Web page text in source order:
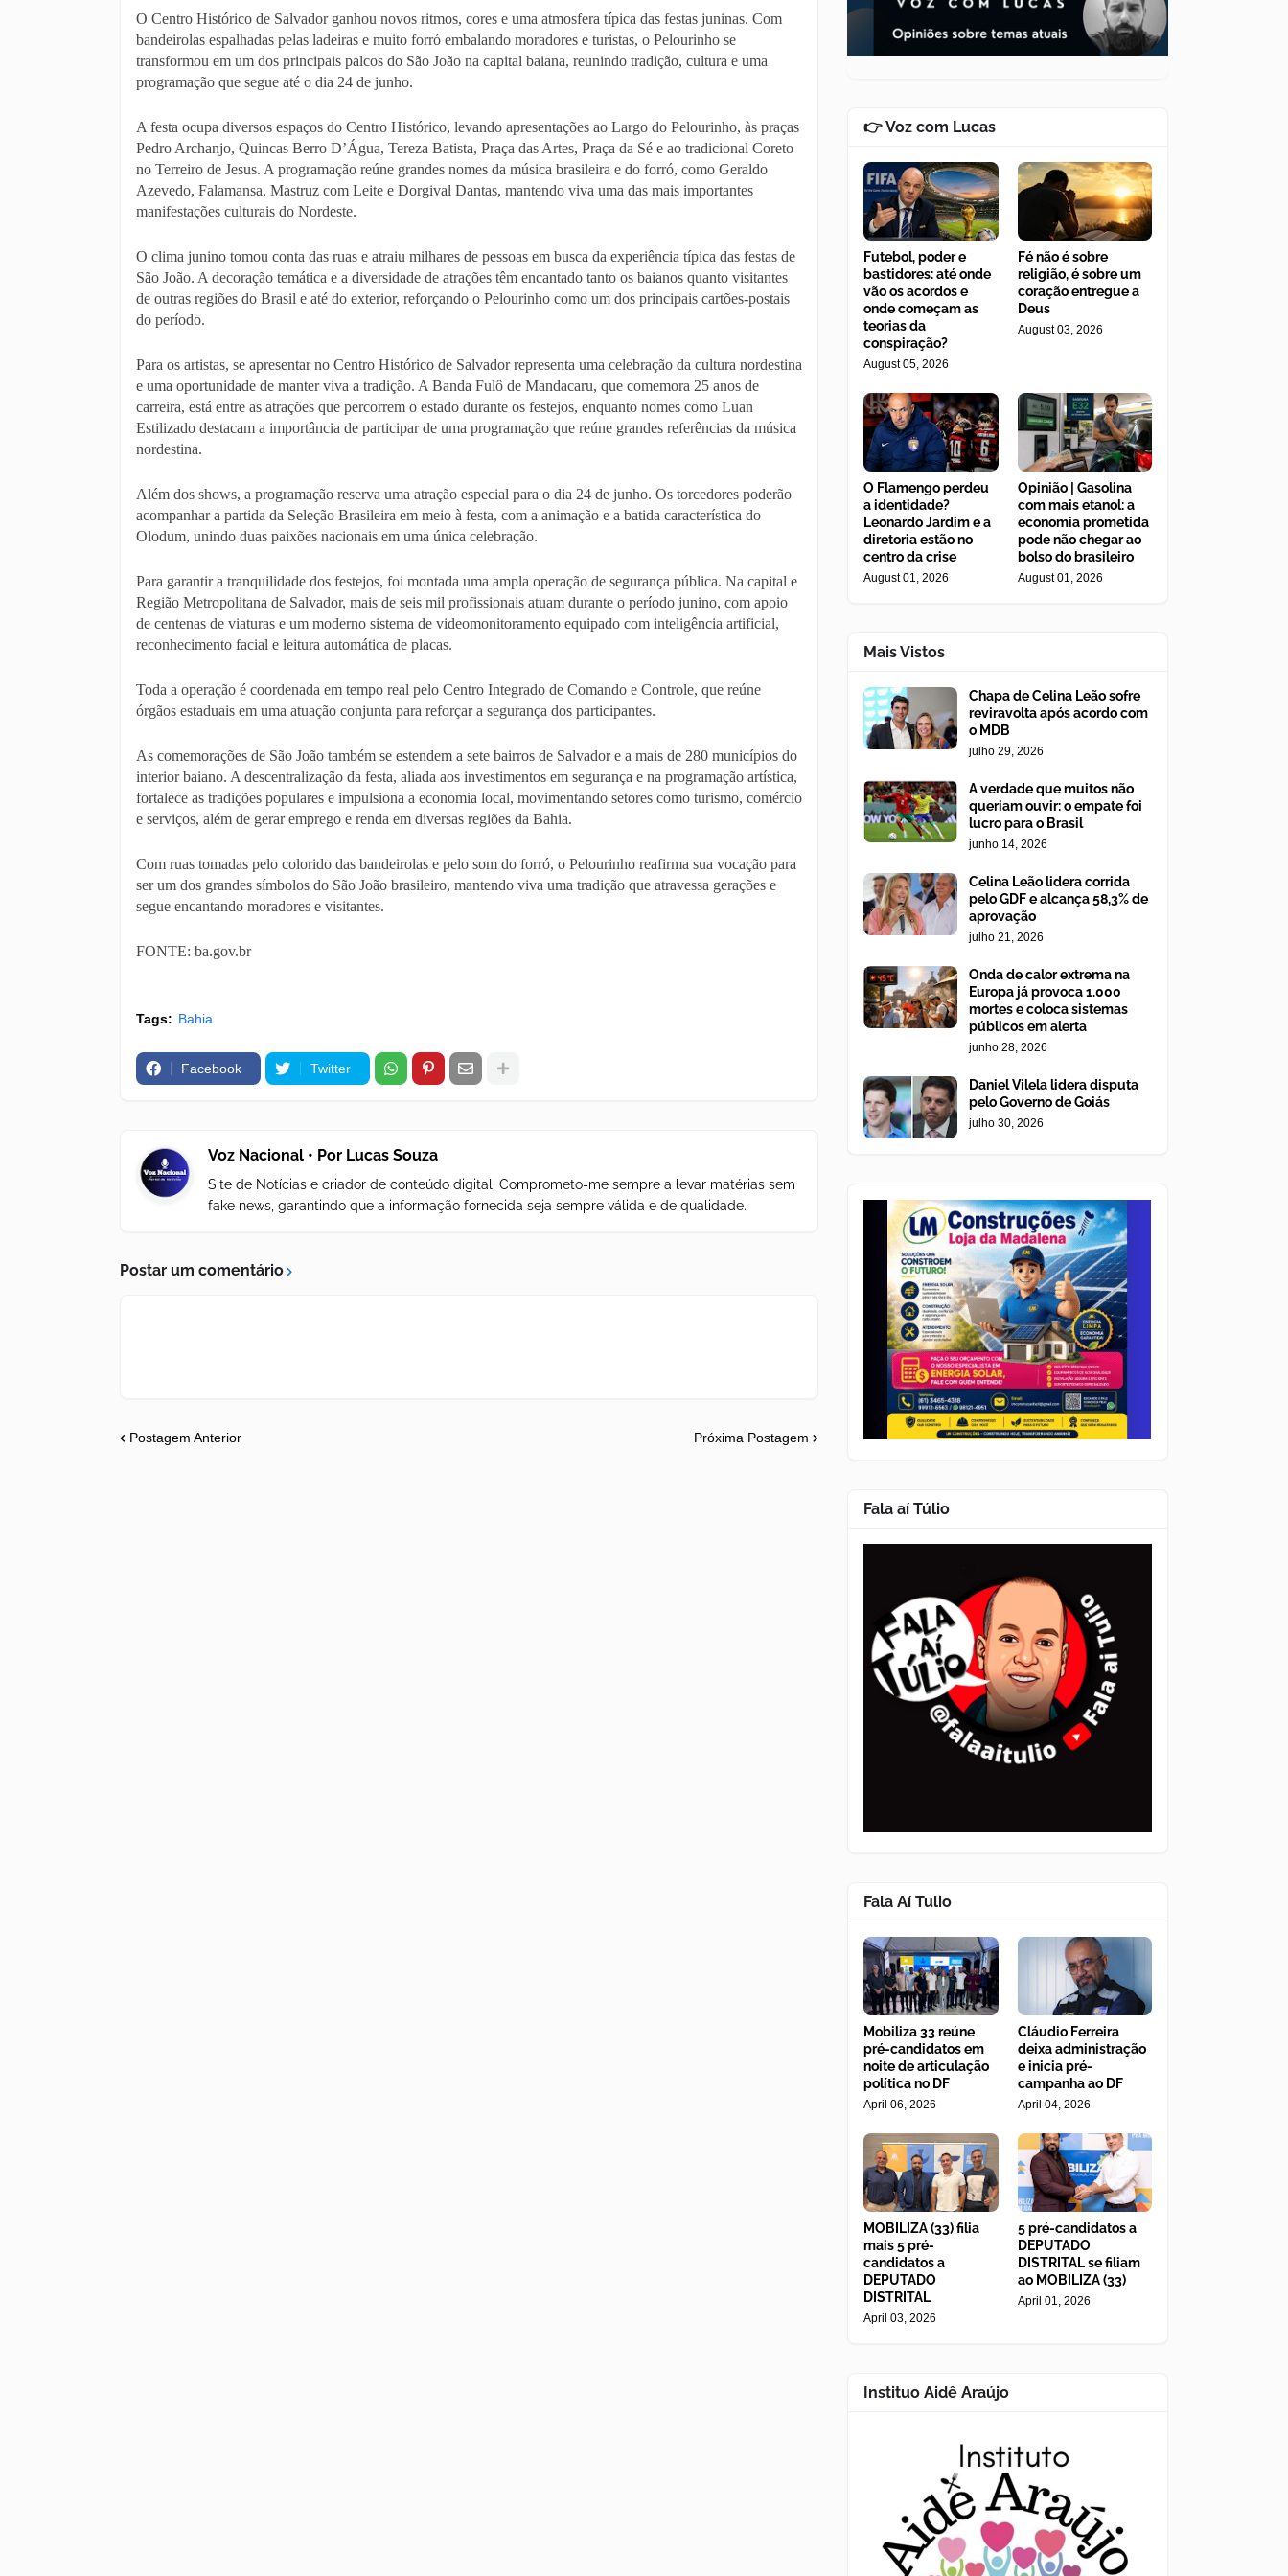
O Centro Histórico de Salvador ganhou novos ritmos, cores e uma atmosfera típica das festas juninas. Com
bandeirolas espalhadas pelas ladeiras e muito forró embalando moradores e turistas, o Pelourinho se
transformou em um dos principais palcos do São João na capital baiana, reunindo tradição, cultura e uma
programação que segue até o dia 24 de junho.
A festa ocupa diversos espaços do Centro Histórico, levando apresentações ao Largo do Pelourinho, às praças
Pedro Archanjo, Quincas Berro D’Água, Tereza Batista, Praça das Artes, Praça da Sé e ao tradicional Coreto
no Terreiro de Jesus. A programação reúne grandes nomes da música brasileira e do forró, como Geraldo
Azevedo, Falamansa, Mastruz com Leite e Dorgival Dantas, mantendo viva uma das mais importantes
manifestações culturais do Nordeste.
O clima junino tomou conta das ruas e atraiu milhares de pessoas em busca da experiência típica das festas de
São João. A decoração temática e a diversidade de atrações têm encantado tanto os baianos quanto visitantes
de outras regiões do Brasil e até do exterior, reforçando o Pelourinho como um dos principais cartões-postais
do período.
Para os artistas, se apresentar no Centro Histórico de Salvador representa uma celebração da cultura nordestina
e uma oportunidade de manter viva a tradição. A Banda Fulô de Mandacaru, que comemora 25 anos de
carreira, está entre as atrações que percorrem o estado durante os festejos, enquanto nomes como Luan
Estilizado destacam a importância de participar de uma programação que reúne grandes referências da música
nordestina.
Além dos shows, a programação reserva uma atração especial para o dia 24 de junho. Os torcedores poderão
acompanhar a partida da Seleção Brasileira em meio à festa, com a animação e a batida característica do
Olodum, unindo duas paixões nacionais em uma única celebração.
Para garantir a tranquilidade dos festejos, foi montada uma ampla operação de segurança pública. Na capital e
Região Metropolitana de Salvador, mais de seis mil profissionais atuam durante o período junino, com apoio
de centenas de viaturas e um moderno sistema de videomonitoramento equipado com inteligência artificial,
reconhecimento facial e leitura automática de placas.
Toda a operação é coordenada em tempo real pelo Centro Integrado de Comando e Controle, que reúne
órgãos estaduais em uma atuação conjunta para reforçar a segurança dos participantes.
As comemorações de São João também se estendem a sete bairros de Salvador e a mais de 280 municípios do
interior baiano. A descentralização da festa, aliada aos investimentos em segurança e na programação artística,
fortalece as tradições populares e impulsiona a economia local, movimentando setores como turismo, comércio
e serviços, além de gerar emprego e renda em diversas regiões da Bahia.
Com ruas tomadas pelo colorido das bandeirolas e pelo som do forró, o Pelourinho reafirma sua vocação para
ser um dos grandes símbolos do São João brasileiro, mantendo viva uma tradição que atravessa gerações e
segue encantando moradores e visitantes.
FONTE: ba.gov.br
Tags: Bahia
Facebook Twitter
Voz Nacional • Por Lucas Souza
Site de Notícias e criador de conteúdo digital. Comprometo-me sempre a levar matérias sem
fake news, garantindo que a informação fornecida seja sempre válida e de qualidade.
Postar um comentário
Postagem Anterior Próxima Postagem
👉 Voz com Lucas
Futebol, poder e
bastidores: até onde
vão os acordos e
onde começam as
teorias da
conspiração?
August 05, 2026
Fé não é sobre
religião, é sobre um
coração entregue a
Deus
August 03, 2026
O Flamengo perdeu
a identidade?
Leonardo Jardim e a
diretoria estão no
centro da crise
August 01, 2026
Opinião | Gasolina
com mais etanol: a
economia prometida
pode não chegar ao
bolso do brasileiro
August 01, 2026
Mais Vistos
Chapa de Celina Leão sofre
reviravolta após acordo com
o MDB
julho 29, 2026
A verdade que muitos não
queriam ouvir: o empate foi
lucro para o Brasil
junho 14, 2026
Celina Leão lidera corrida
pelo GDF e alcança 58,3% de
aprovação
julho 21, 2026
Onda de calor extrema na
Europa já provoca 1.000
mortes e coloca sistemas
públicos em alerta
junho 28, 2026
Daniel Vilela lidera disputa
pelo Governo de Goiás
julho 30, 2026
Fala aí Túlio
Fala Aí Tulio
Mobiliza 33 reúne
pré-candidatos em
noite de articulação
política no DF
April 06, 2026
Cláudio Ferreira
deixa administração
e inicia pré-
campanha ao DF
April 04, 2026
MOBILIZA (33) filia
mais 5 pré-
candidatos a
DEPUTADO
DISTRITAL
April 03, 2026
5 pré-candidatos a
DEPUTADO
DISTRITAL se filiam
ao MOBILIZA (33)
April 01, 2026
Instituo Aidê Araújo